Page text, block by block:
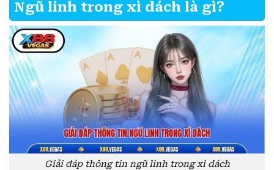
Ngũ linh trong xì dách là gì?
Giải đáp thông tin ngũ linh trong xì dách